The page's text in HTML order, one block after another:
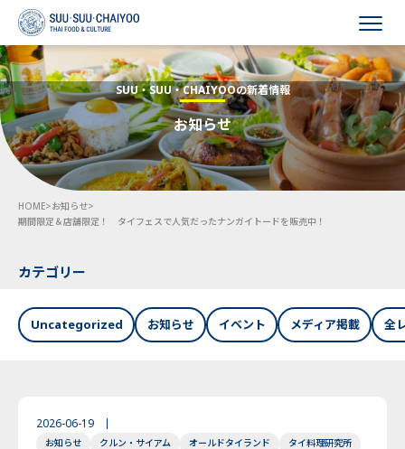
HOME
会社概要
事業内容
採用情報
English Thai
SUU・SUU・CHAIYOOの新着情報
お知らせ
HOME>お知らせ>
期間限定＆店舗限定！ タイフェスで人気だったナンガイトードを販売中！
カテゴリー
Uncategorized お知らせ イベント メディア掲載 全
2026-06-19
お知らせ クルン・サイアム オールドタイランド
タイ料理研究所